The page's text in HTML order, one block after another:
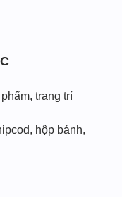
trang trí
hộp bánh,